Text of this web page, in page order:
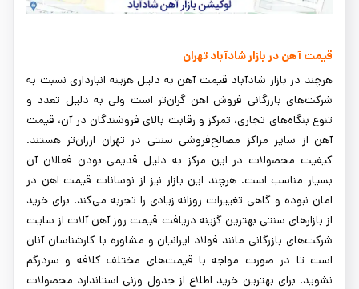
قیمت آهن در بازار شادآباد تهران
هرچند در بازار شادآباد قیمت آهن به دلیل هزینه انبارداری نسبت به
شرکت‌های بازرگانی فروش اهن گران‌تر است ولی به دلیل تعدد و
تنوع بنگاه‌های تجاری، تمرکز و رقابت بالای فروشندگان در آن، قیمت
آهن از سایر مراکز مصالح‌فروشی سنتی در تهران ارزان‌تر هستند.
کیفیت محصولات در این مرکز به دلیل قدیمی بودن فعالان آن
بسیار مناسب است. هرچند این بازار نیز از نوسانات قیمت اهن در
امان نبوده و گاهی تغییرات روزانه زیادی را تجربه می‌کند. برای خرید
از بازارهای سنتی بهترین گزینه دریافت قیمت روز آهن آلات از سایت
شرکت‌های بازرگانی مانند فولاد ایرانیان و مشاوره با کارشناسان آنان
است تا در صورت مواجه با قیمت‌های مختلف کلافه و سردرگم
نشوید. برای بهترین خرید اطلاع از جدول وزنی استاندارد محصولات